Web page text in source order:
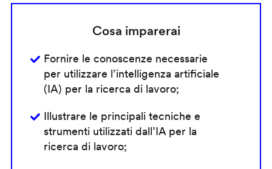
Cosa imparerai
Fornire le conoscenze necessarie
per utilizzare l’intelligenza artificiale
(IA) per la ricerca di lavoro;
Illustrare le principali tecniche e
strumenti utilizzati dall’IA per la
ricerca di lavoro;